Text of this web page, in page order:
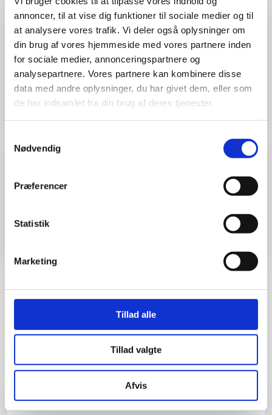
annoncer, til at vise dig funktioner til sociale medier og til
at analysere vores trafik. Vi deler også oplysninger om
din brug af vores hjemmeside med vores partnere inden
for sociale medier, annonceringspartnere og
analysepartnere. Vores partnere kan kombinere disse
data med andre oplysninger, du har givet dem, eller som
de har indsamlet fra din brug af deres tjenester.
Nødvendig
Præferencer
Statistik
Marketing
Tillad alle
Tillad valgte
Afvis
"Godt arbejde"
Kan varmt anbefales
Helle Andersen
"Meget god oplevelse"
Johnny Dybdal
KONTAKT OS I DAG​
Det siger vores kunder​